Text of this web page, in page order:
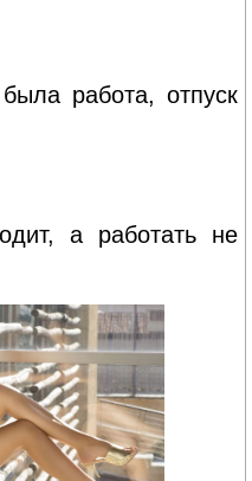
работа, отпуск
а работать не